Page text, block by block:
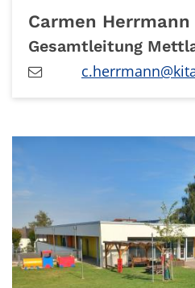
Carmen Herrmann
Gesamtleitung